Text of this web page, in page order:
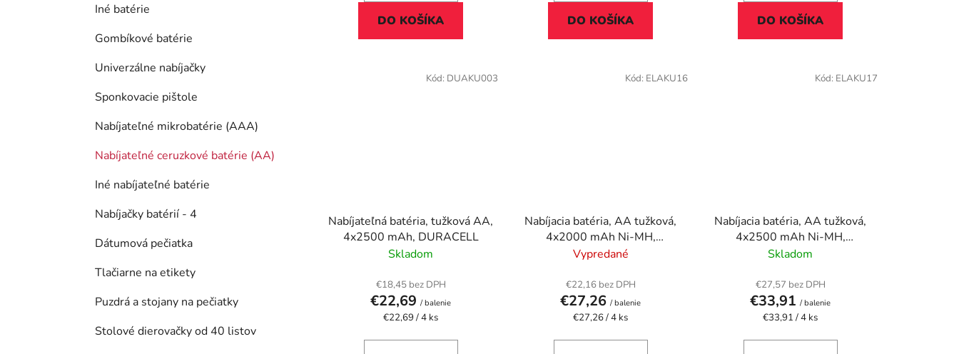
Iné batérie
Gombíkové batérie
Univerzálne nabíjačky
Sponkovacie pištole
Nabíjateľné mikrobatérie (AAA)
Nabíjateľné ceruzkové batérie (AA)
Iné nabíjateľné batérie
Nabíjačky batérií - 4
Dátumová pečiatka
Tlačiarne na etikety
Puzdrá a stojany na pečiatky
Stolové dierovačky od 40 listov
DO KOŠÍKA DO KOŠÍKA DO KOŠÍKA
Nabíjateľná batéria, tužková AA,
4x2500 mAh, DURACELL
Skladom
€18,45 bez DPH
€22,69/ balenie
Jednotková
€22,69 / 4 ks
Kód: DUAKU003
Nabíjacia batéria, AA tužková,
4x2000 mAh Ni-MH,
PANASONIC "Eneloop"
Vypredané
€22,16 bez DPH
€27,26/ balenie
Jednotková
€27,26 / 4 ks
Kód: ELAKU16
Nabíjacia batéria, AA tužková,
4x2500 mAh Ni-MH,
PANASONIC "Eneloop Pro"
Skladom
€27,57 bez DPH
€33,91/ balenie
Jednotková
€33,91 / 4 ks
Kód: ELAKU17